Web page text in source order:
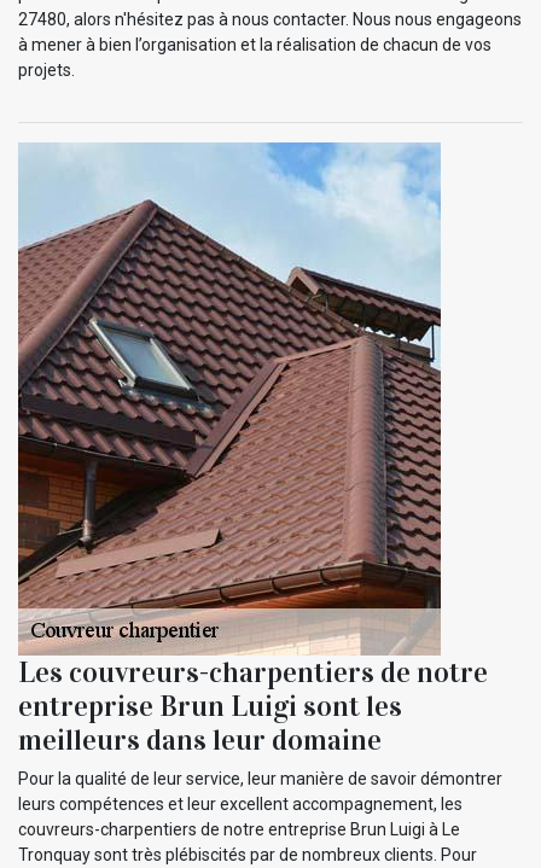
27480, alors n'hésitez pas à nous contacter. Nous nous engageons
à mener à bien l’organisation et la réalisation de chacun de vos
projets.
Les couvreurs-charpentiers de notre
entreprise Brun Luigi sont les
meilleurs dans leur domaine
Pour la qualité de leur service, leur manière de savoir démontrer
leurs compétences et leur excellent accompagnement, les
couvreurs-charpentiers de notre entreprise Brun Luigi à Le
Tronquay sont très plébiscités par de nombreux clients. Pour